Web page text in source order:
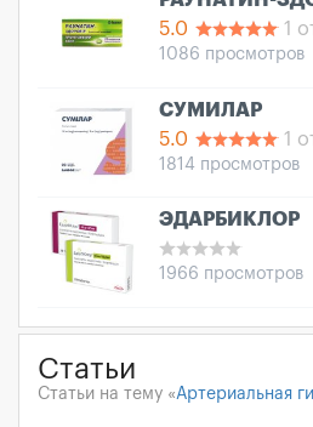
5.0
1
1086 просмотров
СУМИЛАР
5.0
1
1814 просмотров
ЭДАРБИКЛОР
1966 просмотров
Статьи
Статьи на тему «Артериальная